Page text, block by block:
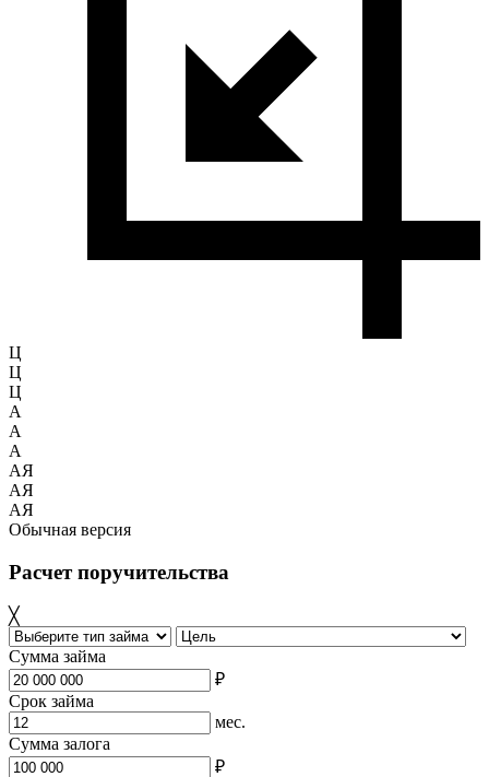
Ц
Ц
Ц
A
A
A
АЯ
АЯ
АЯ
Обычная версия
Расчет поручительства
╳
Сумма займа
₽
Срок займа
мес.
Сумма залога
₽